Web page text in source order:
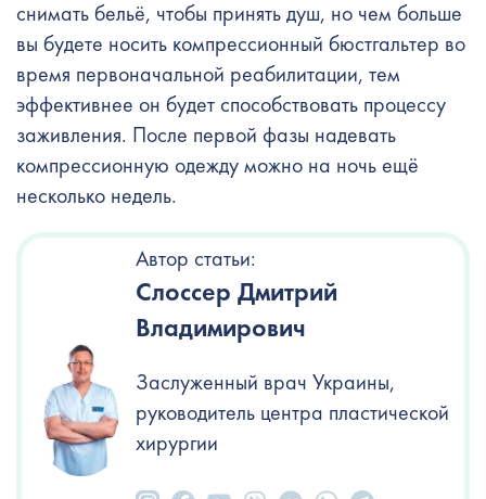
снимать бельё, чтобы принять душ, но чем больше
вы будете носить компрессионный бюстгальтер во
время первоначальной реабилитации, тем
эффективнее он будет способствовать процессу
заживления. После первой фазы надевать
компрессионную одежду можно на ночь ещё
несколько недель.
Автор статьи:
Слоссер Дмитрий
Владимирович
Заслуженный врач Украины,
руководитель центра пластической
хирургии